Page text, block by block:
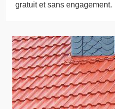
gratuit et sans engagement.